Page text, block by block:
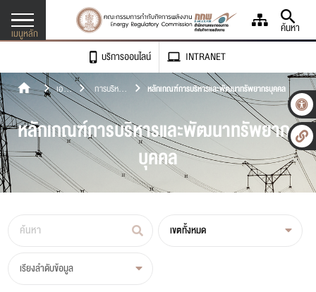
เมนูหลัก
เข้าถึงเรา เข้าใจคุณ
เกี่ยวกับองค์กร
กฎหมาย
ศูนย์ข้อมูลพลังงาน
ข่าวและสื่อประชาสัมพันธ์
จัดซื้อ/จัดจ้าง
การประเมินคุณธรรมและความโปร่งใส (ITA)
ติดต่อเรา
บริการออนไลน์ INTRANET
ค้นหา
ขนาดตัวอักษร - ก
ภาษา
การขอรับใบอนุญาต
การจดแจ้งยกเว้น
เอกสาร
เผย
แพร่
การบริหาร
และพัฒนา
ทรัพยากร
บุคคล
หลักเกณฑ์การบริหารและพัฒนาทรัพยากรบุคคล
หลักเกณฑ์การบริหารและพัฒนาทรัพยากร
บุคคล
เขตทั้งหมด
เรียงลำดับข้อมูล